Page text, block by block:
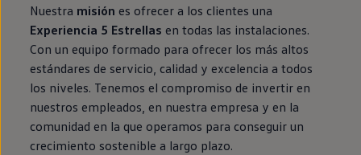
Nuestra misión es ofrecer a los clientes una
Experiencia 5 Estrellas en todas las instalaciones.
Con un equipo formado para ofrecer los más altos
estándares de servicio, calidad y excelencia a todos
los niveles. Tenemos el compromiso de invertir en
nuestros empleados, en nuestra empresa y en la
comunidad en la que operamos para conseguir un
crecimiento sostenible a largo plazo.